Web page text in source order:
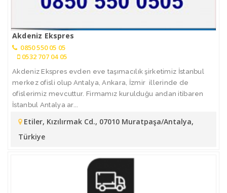
Akdeniz Ekspres
0850 550 05 05
0532 707 04 05
Akdeniz Ekspres evden eve taşımacılık şirketimiz İstanbul
merkez ofisli olup Antalya, Ankara, İzmir illerinde de
ofislerimiz mevcuttur. Firmamız kurulduğu andan itibaren
İstanbul Antalya ar...
Etiler, Kızılırmak Cd., 07010 Muratpaşa/Antalya,
Türkiye